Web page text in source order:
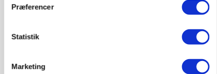
Præferencer
Statistik
Marketing